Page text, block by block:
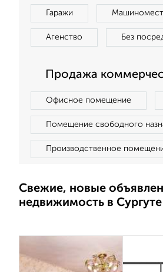
Гаражи
Агенство Без
Продажа
Офисное помещение
Помещение свободного
Производственное
Свежие, новые
недвижимость в Сургуте